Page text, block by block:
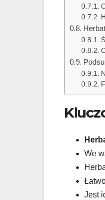
We
Jest